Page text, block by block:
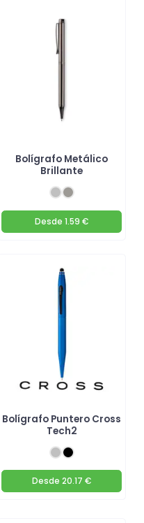
Bolígrafo Metálico
Brillante
Desde 1.59 €
Bolígrafo Puntero Cross
Tech2
Desde 20.17 €